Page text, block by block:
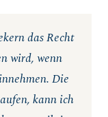
das Recht
wird, wenn
Die
kann ich